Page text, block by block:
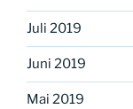
Juli 2019
Juni 2019
Mai 2019